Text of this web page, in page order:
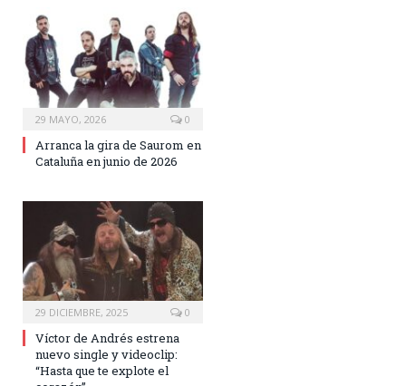
29 MAYO, 2026 0
Arranca la gira de Saurom en
Cataluña en junio de 2026
29 DICIEMBRE, 2025 0
Víctor de Andrés estrena
nuevo single y videoclip:
“Hasta que te explote el